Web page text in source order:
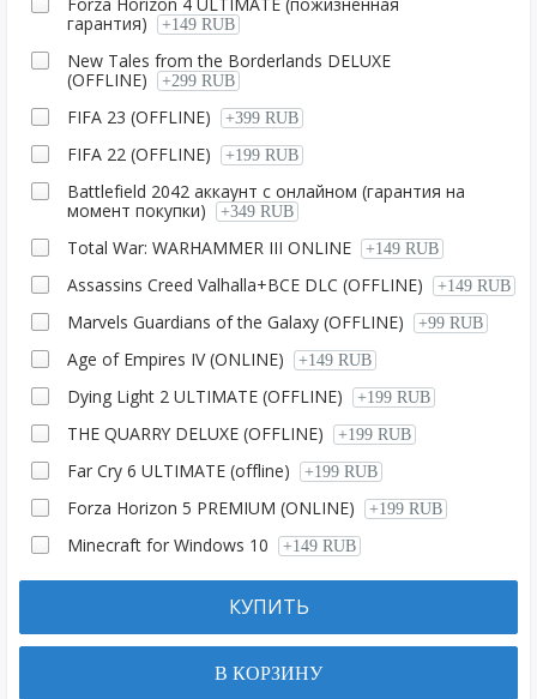
гарантия)
+149 RUB
New Tales from the Borderlands DELUXE
(OFFLINE)
+299 RUB
FIFA 23 (OFFLINE) +399 RUB
FIFA 22 (OFFLINE) +199 RUB
Battlefield 2042 аккаунт с онлайном (гарантия на
момент покупки)
+349 RUB
Total War: WARHAMMER III ONLINE +149 RUB
Assassins Creed Valhalla+ВСЕ DLC (OFFLINE) +149 RUB
Marvels Guardians of the Galaxy (OFFLINE) +99 RUB
Age of Empires IV (ONLINE) +149 RUB
Dying Light 2 ULTIMATE (OFFLINE) +199 RUB
THE QUARRY DELUXE (OFFLINE) +199 RUB
Far Cry 6 ULTIMATE (offline) +199 RUB
Forza Horizon 5 PREMIUM (ONLINE) +199 RUB
Minecraft for Windows 10 +149 RUB
КУПИТЬ
В КОРЗИНУ